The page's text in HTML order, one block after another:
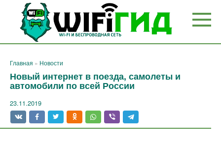
Перейти
контенту
Главная » Новости
Новый интернет в поезда, самолеты и
автомобили по всей России
23.11.2019